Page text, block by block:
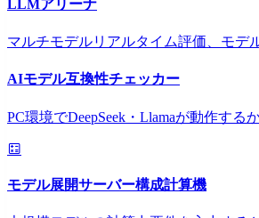
LLMアリーナ
マルチモデルリアルタイム評価、モデ
AIモデル互換性チェッカー
PC環境でDeepSeek・Llamaが動作する
モデル展開サーバー構成計算機